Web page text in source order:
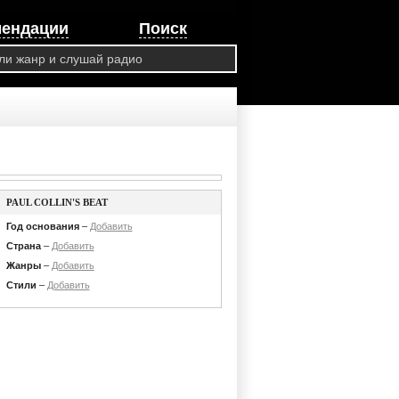
Поиск
PAUL COLLIN'S BEAT
Год основания– Добавить
Страна– Добавить
Жанры– Добавить
Стили – Добавить